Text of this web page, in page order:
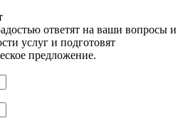
ответят на ваши вопросы и
услуг и подготовят
предложение.